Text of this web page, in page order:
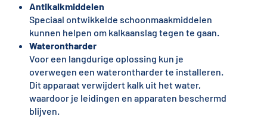
Antikalkmiddelen
Speciaal ontwikkelde schoonmaakmiddelen
kunnen helpen om kalkaanslag tegen te gaan.
Waterontharder
Voor een langdurige oplossing kun je
overwegen een waterontharder te installeren.
Dit apparaat verwijdert kalk uit het water,
waardoor je leidingen en apparaten beschermd
blijven.